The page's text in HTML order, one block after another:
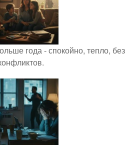
года - спокойно, тепло, без